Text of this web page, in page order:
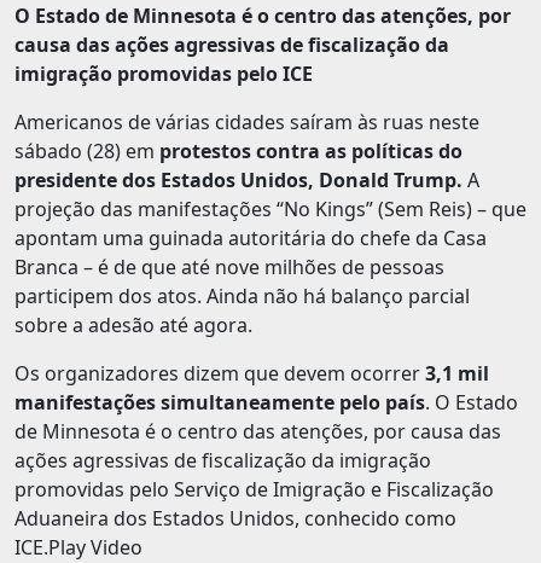
O Estado de Minnesota é o centro das atenções, por
causa das ações agressivas de fiscalização da
imigração promovidas pelo ICE
Americanos de várias cidades saíram às ruas neste
sábado (28) em protestos contra as políticas do
presidente dos Estados Unidos, Donald Trump. A
projeção das manifestações “No Kings” (Sem Reis) – que
apontam uma guinada autoritária do chefe da Casa
Branca – é de que até nove milhões de pessoas
participem dos atos. Ainda não há balanço parcial
sobre a adesão até agora.
Os organizadores dizem que devem ocorrer3,1 mil
manifestações simultaneamente pelo país. O Estado
de Minnesota é o centro das atenções, por causa das
ações agressivas de fiscalização da imigração
promovidas pelo Serviço de Imigração e Fiscalização
Aduaneira dos Estados Unidos, conhecido como
ICE.Play Video